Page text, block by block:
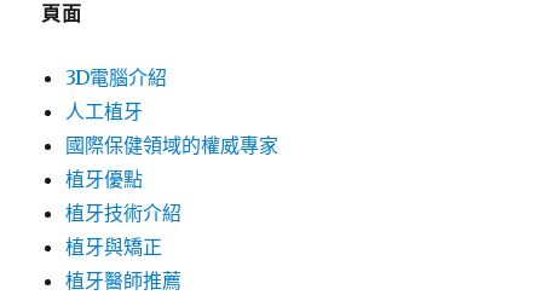
頁面
3D電腦介紹
人工植牙
國際保健領域的權威專家
植牙優點
植牙技術介紹
植牙與矯正
植牙醫師推薦